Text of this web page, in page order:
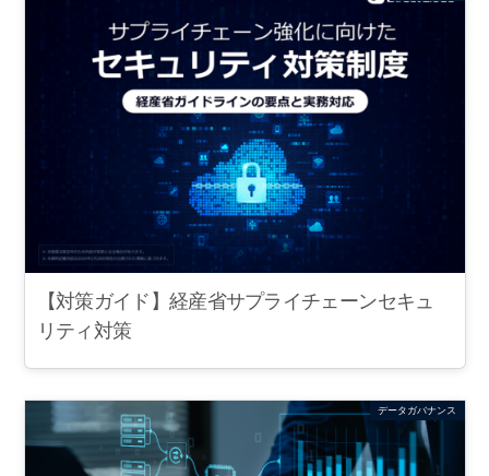
【対策ガイド】経産省サプライチェーンセキュ
リティ対策
データガバナンス